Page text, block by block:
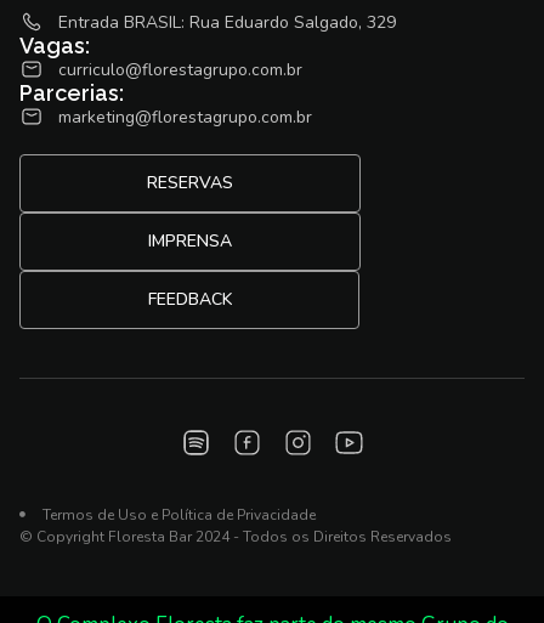
Entrada BRASIL: Rua Eduardo Salgado, 329
Vagas:
curriculo@florestagrupo.com.br
Parcerias:
marketing@florestagrupo.com.br
RESERVAS
IMPRENSA
FEEDBACK
Termos de Uso e Política de Privacidade
© Copyright Floresta Bar 2024 - Todos os Direitos Reservados